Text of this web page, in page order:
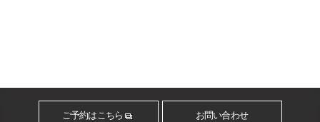
ご予約はこちら お問い合わせ